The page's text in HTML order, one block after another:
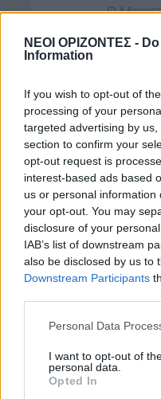
ΝΕΟΙ ΟΡΙΖΟΝΤΕΣ -
Information
If you wish to opt-out of
processing of your
targeted advertising by
section to confirm your
opt-out request is
interest-based ads based
us or personal
your opt-out. You may
disclosure of your
IAB’s list of downstream
also be disclosed by us to
Downstream Participants
Personal Data
I want to opt-out of
personal data.
Opted In
8
ΓΕΎΣΗ -
8
ΑΓΡΟΤΙΚΑ
ΑΑΔΕ:
αγρότες»
8
ΝΟΜΌΣ
Χανιά:
8
Δελιανά:
του